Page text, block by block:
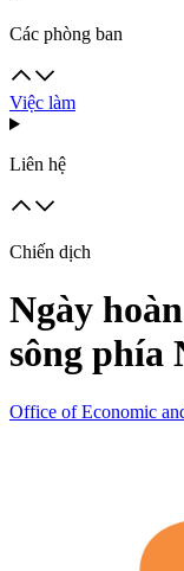
Các phòng ban
Việc làm
Liên hệ
Chiến dịch
Ngày
sông phía
Office of Economic